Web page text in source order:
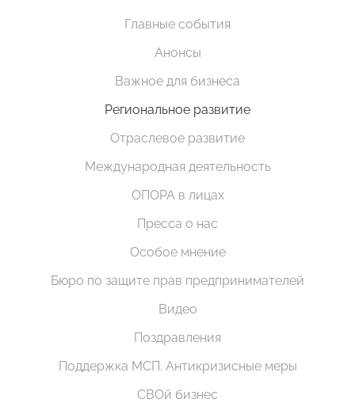
Главные события
Анонсы
Важное для бизнеса
Региональное развитие
Отраслевое развитие
Международная деятельность
ОПОРА в лицах
Пресса о нас
Особое мнение
Бюро по защите прав предпринимателей
Видео
Поздравления
Поддержка МСП. Антикризисные меры
СВОй бизнес